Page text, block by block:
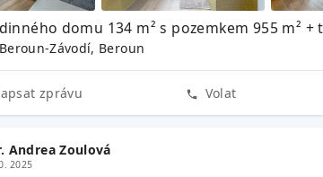
domu 134 m² s pozemkem 955 m² +
Závodí, Beroun
zprávu Volat
Andrea Zoulová
2025